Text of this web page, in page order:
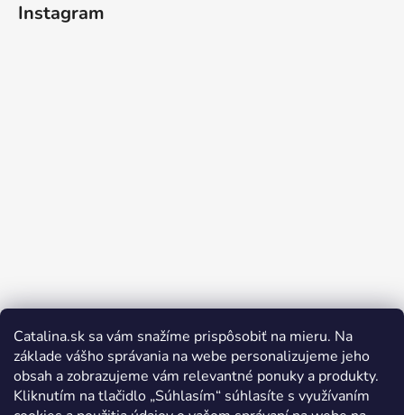
Catalina.sk sa vám snažíme prispôsobiť na mieru. Na
základe vášho správania na webe personalizujeme jeho
obsah a zobrazujeme vám relevantné ponuky a produkty.
Kliknutím na tlačidlo „Súhlasím“ súhlasíte s využívaním
Instagram
Sledovať na Instagrame